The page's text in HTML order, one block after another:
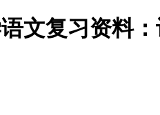
文复习资料：